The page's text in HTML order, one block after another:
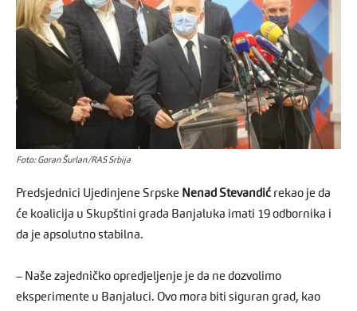
Foto: Goran Šurlan/RAS Srbija
Predsjednici Ujedinjene Srpske Nenad Stevandić rekao je da
će koalicija u Skupštini grada Banjaluka imati 19 odbornika i
da je apsolutno stabilna.
– Naše zajedničko opredjeljenje je da ne dozvolimo
eksperimente u Banjaluci. Ovo mora biti siguran grad, kao